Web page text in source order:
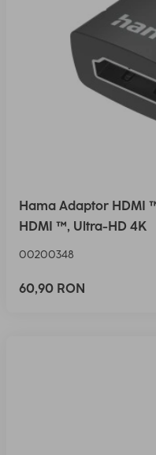
Hama Adaptor HDMI
HDMI ™, Ultra-HD 4K
00200348
60,90 RON